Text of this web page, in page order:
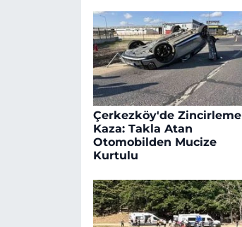
Çerkezköy'de Zincirleme
Kaza: Takla Atan
Otomobilden Mucize
Kurtulu